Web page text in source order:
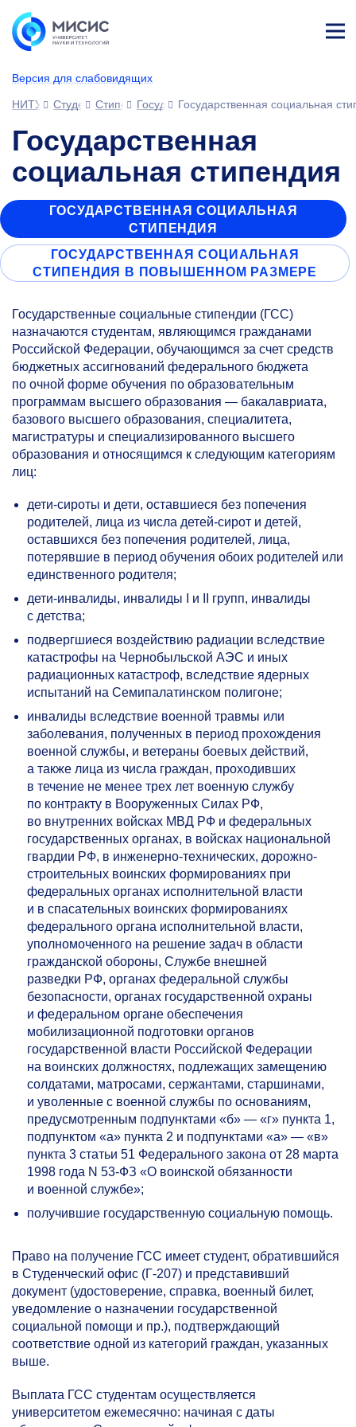
Версия для слабовидящих
ине
НИТУ МИСИС
СтудентамСтипендии и выплаты
Государственные стипендии
Государственная социальная
Государственная
социальная стипендия
ГОСУДАРСТВЕННАЯ СОЦИАЛЬНАЯ
СТИПЕНДИЯ
ГОСУДАРСТВЕННАЯ СОЦИАЛЬНАЯ
СТИПЕНДИЯ В ПОВЫШЕННОМ РАЗМЕРЕ
Государственные социальные стипендии (ГСС)
назначаются студентам, являющимся гражданами
Российской Федерации, обучающимся за счет средств
бюджетных ассигнований федерального бюджета
по очной форме обучения по образовательным
программам высшего образования — бакалавриата,
базового высшего образования, специалитета,
магистратуры и специализированного высшего
образования и относящимся к следующим категориям
лиц:
дети-сироты и дети, оставшиеся без попечения
родителей, лица из числа детей-сирот и детей,
оставшихся без попечения родителей, лица,
потерявшие в период обучения обоих родителей или
единственного родителя;
дети-инвалиды, инвалиды I и II групп, инвалиды
с детства;
подвергшиеся воздействию радиации вследствие
катастрофы на Чернобыльской АЭС и иных
радиационных катастроф, вследствие ядерных
испытаний на Семипалатинском полигоне;
инвалиды вследствие военной травмы или
заболевания, полученных в период прохождения
военной службы, и ветераны боевых действий,
а также лица из числа граждан, проходивших
в течение не менее трех лет военную службу
по контракту в Вооруженных Силах РФ,
во внутренних войсках МВД РФ и федеральных
государственных органах, в войсках национальной
гвардии РФ, в инженерно-технических, дорожно-
строительных воинских формированиях при
федеральных органах исполнительной власти
и в спасательных воинских формированиях
федерального органа исполнительной власти,
уполномоченного на решение задач в области
гражданской обороны, Службе внешней
разведки РФ, органах федеральной службы
безопасности, органах государственной охраны
и федеральном органе обеспечения
мобилизационной подготовки органов
государственной власти Российской Федерации
на воинских должностях, подлежащих замещению
солдатами, матросами, сержантами, старшинами,
и уволенные с военной службы по основаниям,
предусмотренным подпунктами «б» — «г» пункта 1,
подпунктом «а» пункта 2 и подпунктами «а» — «в»
пункта 3 статьи 51 Федерального закона от 28 марта
1998 года N53-ФЗ «О воинской обязанности
и военной службе»;
получившие государственную социальную помощь.
Право на получение ГСС имеет студент, обратившийся
в Студенческий офис (Г-207) и представивший
документ (удостоверение, справка, военный билет,
уведомление о назначении государственной
социальной помощи и пр.), подтверждающий
соответствие одной из категорий граждан, указанных
выше.
Выплата ГСС студентам осуществляется
университетом ежемесячно: начиная с даты